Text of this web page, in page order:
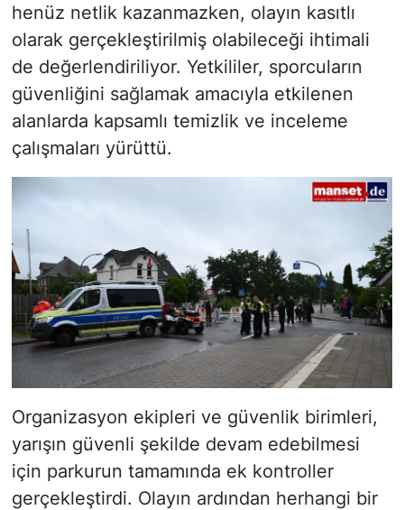
henüz netlik kazanmazken, olayın kasıtlı
olarak gerçekleştirilmiş olabileceği ihtimali
de değerlendiriliyor. Yetkililer, sporcuların
güvenliğini sağlamak amacıyla etkilenen
alanlarda kapsamlı temizlik ve inceleme
çalışmaları yürüttü.
Organizasyon ekipleri ve güvenlik birimleri,
yarışın güvenli şekilde devam edebilmesi
için parkurun tamamında ek kontroller
gerçekleştirdi. Olayın ardından herhangi bir